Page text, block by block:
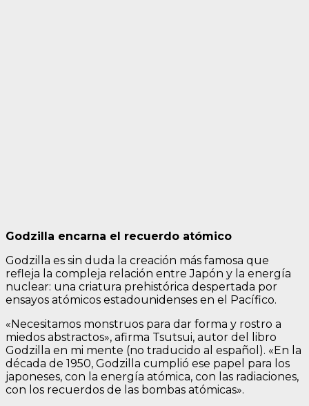
Godzilla encarna el recuerdo atómico
Godzilla es sin duda la creación más famosa que
refleja la compleja relación entre Japón y la energía
nuclear: una criatura prehistórica despertada por
ensayos atómicos estadounidenses en el Pacífico.
«Necesitamos monstruos para dar forma y rostro a
miedos abstractos», afirma Tsutsui, autor del libro
Godzilla en mi mente (no traducido al español). «En la
década de 1950, Godzilla cumplió ese papel para los
japoneses, con la energía atómica, con las radiaciones,
con los recuerdos de las bombas atómicas».